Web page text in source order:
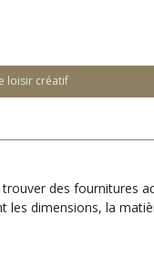
loisir créatif
des fournitures
les dimensions, la